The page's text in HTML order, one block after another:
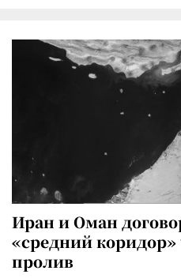
Иран и Оман
«средний коридор»
пролив